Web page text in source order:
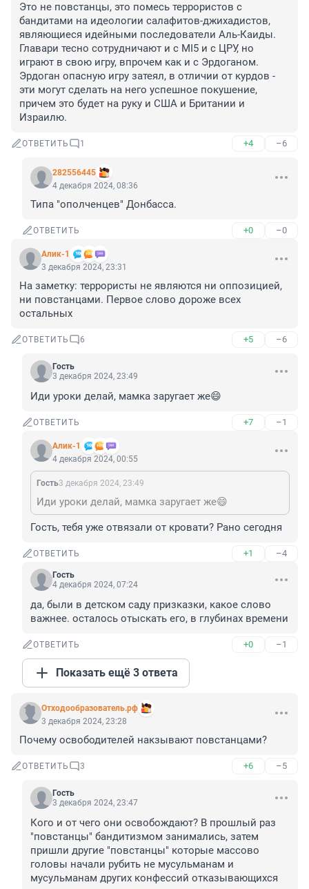
Это не повстанцы, это помесь террористов с
бандитами на идеологии салафитов-джихадистов,
являющиеся идейными последователи Аль-Каиды.
Главари тесно сотрудничают и с MI5 и с ЦРУ, но
играют в свою игру, впрочем как и с Эрдоганом.
Эрдоган опасную игру затеял, в отличии от курдов -
эти могут сделать на него успешное покушение,
причем это будет на руку и США и Британии и
Израилю.
ОТВЕТИТЬ 1 +4 –6
282556445
4 декабря 2024, 08:36
Типа "ополченцев" Донбасса.
ОТВЕТИТЬ +0 –0
Алик-1
3 декабря 2024, 23:31
На заметку: террористы не являются ни оппозицией,
ни повстанцами. Первое слово дороже всех
остальных
ОТВЕТИТЬ 6 +5 –6
Гость
3 декабря 2024, 23:49
Иди уроки делай, мамка заругает же😄
ОТВЕТИТЬ +7 –1
Алик-1
4 декабря 2024, 00:55
Гость3 декабря 2024, 23:49
Иди уроки делай, мамка заругает же😄
Гость, тебя уже отвязали от кровати? Рано сегодня
ОТВЕТИТЬ +1 –4
Гость
4 декабря 2024, 07:24
да, были в детском саду призказки, какое слово
важнее. осталось отыскать его, в глубинах времени
ОТВЕТИТЬ +0 –1
Показать ещё 3 ответа
Отходообразователь.рф
3 декабря 2024, 23:28
Почему освободителей накзывают повстанцами?
ОТВЕТИТЬ 3 +6 –5
Гость
3 декабря 2024, 23:47
Кого и от чего они освобождают? В прошлый раз
"повстанцы" бандитизмом занимались, затем
пришли другие "повстанцы" которые массово
головы начали рубить не мусульманам и
мусульманам других конфессий отказывающихся